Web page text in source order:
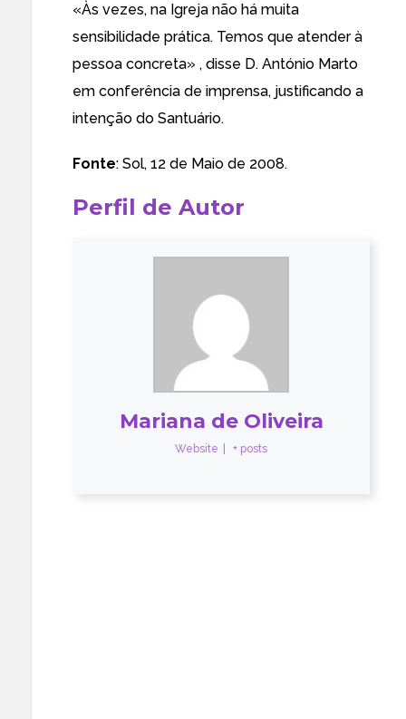
«Às vezes, na Igreja não há muita
sensibilidade prática. Temos que atender à
pessoa concreta» , disse D. António Marto
em conferência de imprensa, justificando a
intenção do Santuário.
Fonte: Sol, 12 de Maio de 2008.
Perfil de Autor
Mariana de Oliveira
Website + posts